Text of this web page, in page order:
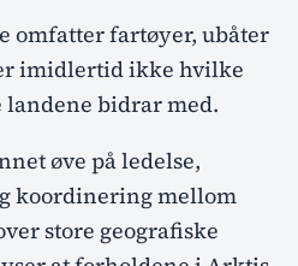
omfatter fartøyer, ubåter
imidlertid ikke hvilke
landene bidrar med.
øve på ledelse,
koordinering mellom
store geografiske